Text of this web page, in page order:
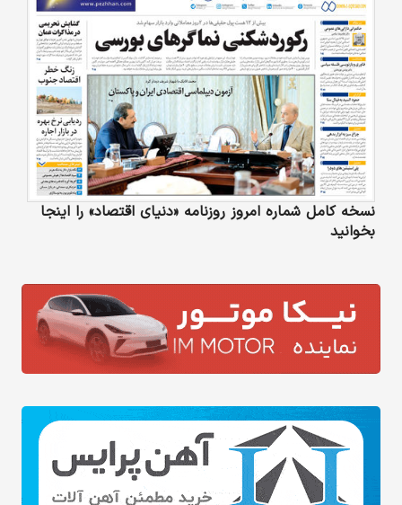
نسخه کامل شماره امروز روزنامه «دنیای‌ اقتصاد» را اینجا
بخوانید